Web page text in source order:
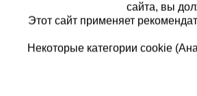
сайта, вы
Этот сайт применяет
Некоторые категории cookie